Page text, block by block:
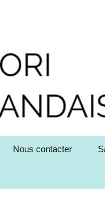
Nous contacter